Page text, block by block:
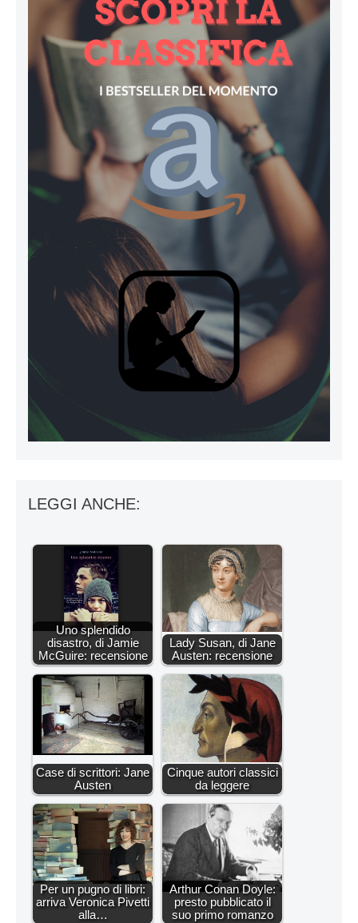
LEGGI ANCHE:
Uno splendido
disastro, di Jamie
McGuire: recensione
Lady Susan, di Jane
Austen: recensione
Case di scrittori: Jane
Austen
Cinque autori classici
da leggere
Per un pugno di libri:
arriva Veronica Pivetti
alla…
Arthur Conan Doyle:
presto pubblicato il
suo primo romanzo